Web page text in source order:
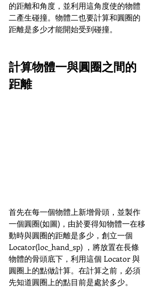
的距離和角度，並利用這角度使的物體
二產生碰撞。物體二也要計算和圓圈的
距離是多少才能開始受到碰撞。
計算物體一與圓圈之間的
距離
首先在每一個物體上新增骨頭，並製作
一個圓圈(如圖)，由於要得知物體一在移
動時與圓圈的距離是多少，創立一個
Locator(loc_hand_sp) ，將放置在長條
物體的骨頭底下，利用這個 Locator 與
圓圈上的點做計算。在計算之前，必須
先知道圓圈上的點目前是處於多少。